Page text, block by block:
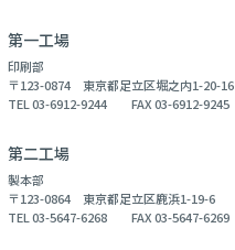
第一工場
印刷部
〒123-0874 東京都足立区堀之内1-20-16
TEL 03-6912-9244 FAX 03-6912-9245
第二工場
製本部
〒123-0864 東京都足立区鹿浜1-19-6
TEL 03-5647-6268 FAX 03-5647-6269